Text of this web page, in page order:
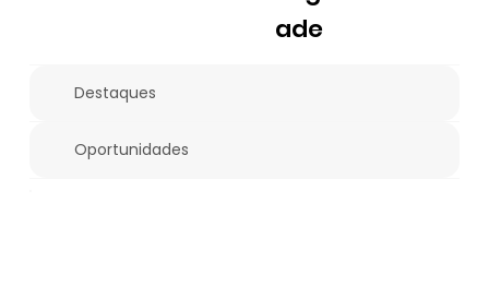
ade
Destaques
Oportunidades